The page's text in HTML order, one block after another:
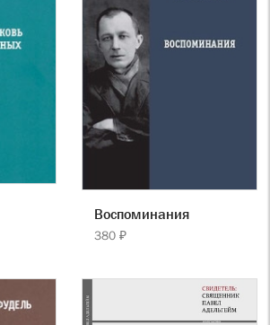
Воспоминания
380 ₽